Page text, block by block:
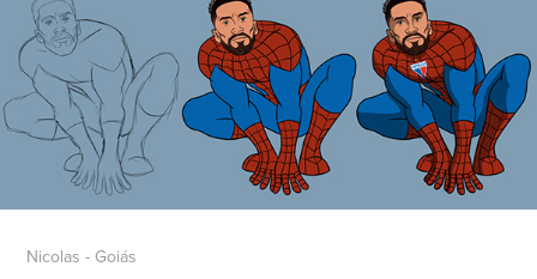
Nicolas - Goiás